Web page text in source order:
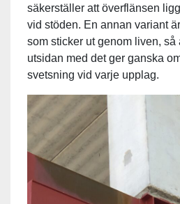
säkerställer att överflänsen
vid stöden. En annan variant
som sticker ut genom liven, så
utsidan med det ger ganska
svetsning vid varje upplag.